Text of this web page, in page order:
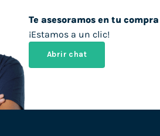
Te asesoramos en tu compra
¡Estamos a un clic!
Abrir chat